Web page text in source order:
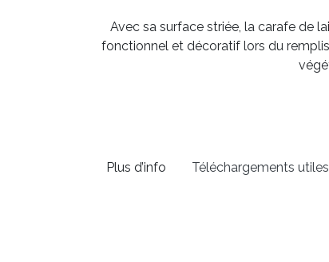
Avec sa surface striée, la carafe de
fonctionnel et décoratif lors du
Plus d’info Téléchargements utiles